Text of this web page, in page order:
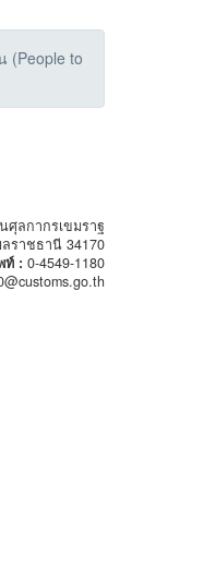
(People to
ศุลกากรเขมราฐ
ราชธานี 34170
ท์ : 0-4549-1180